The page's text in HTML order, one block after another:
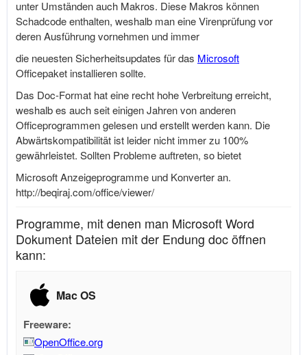
unter Umständen auch Makros. Diese Makros können
Schadcode enthalten, weshalb man eine Virenprüfung vor
deren Ausführung vornehmen und immer
die neuesten Sicherheitsupdates für das Microsoft
Officepaket installieren sollte.
Das Doc-Format hat eine recht hohe Verbreitung erreicht,
weshalb es auch seit einigen Jahren von anderen
Officeprogrammen gelesen und erstellt werden kann. Die
Abwärtskompatibilität ist leider nicht immer zu 100%
gewährleistet. Sollten Probleme auftreten, so bietet
Microsoft Anzeigeprogramme und Konverter an.
http://beqiraj.com/office/viewer/
Programme, mit denen man Microsoft Word
Dokument Dateien mit der Endung doc öffnen
kann:
Mac OS
Freeware:
OpenOffice.org